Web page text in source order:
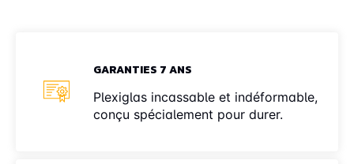
GARANTIES 7 ANS
Plexiglas incassable et indéformable,
conçu spécialement pour durer.